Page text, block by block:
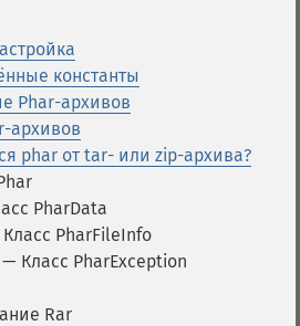
константы
Phar-архивов
архивов
phar от tar- или zip-архива?
PharData
PharFileInfo
— Класс PharException
Rar